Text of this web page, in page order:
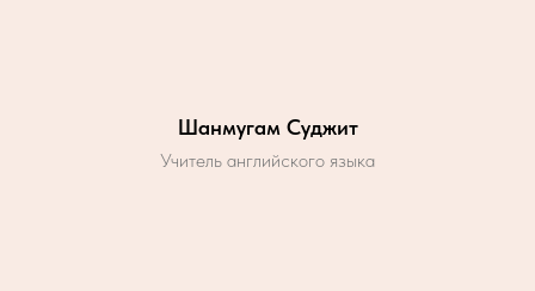
Шанмугам Суджит
Учитель английского языка